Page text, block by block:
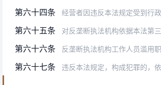
第六十四条 经营者因违反本法规定受到行
第六十五条 对反垄断执法机构依据本法第三
第六十六条 反垄断执法机构工作人员滥用
第六十七条 违反本法规定，构成犯罪的，